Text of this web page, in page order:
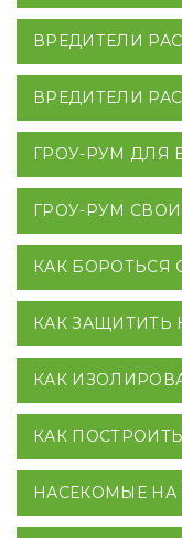
ВРЕДИТЕЛИ
ВРЕДИТЕЛИ
ГРОУ-РУМ ДЛЯ
ГРОУ-РУМ
КАК БОРОТЬСЯ
КАК ЗАЩИТИТЬ
КАК
КАК
НАСЕКОМЫЕ